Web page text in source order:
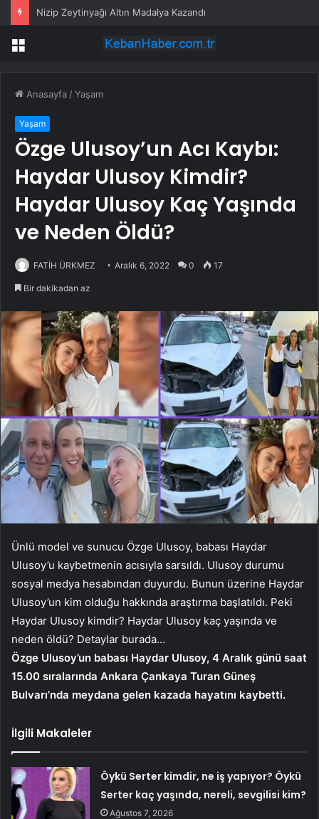
Nizip Zeytinyağı Altın Madalya Kazandı
Menü
Anasayfa /Yaşam
Yaşam
Özge Ulusoy’un Acı Kaybı:
Haydar Ulusoy Kimdir?
Haydar Ulusoy Kaç Yaşında
ve Neden Öldü?
FATİH ÜRKMEZ Aralık 6, 2022 0 17
Bir dakikadan az
Ünlü model ve sunucu Özge Ulusoy, babası Haydar
Ulusoy’u kaybetmenin acısıyla sarsıldı. Ulusoy durumu
sosyal medya hesabından duyurdu. Bunun üzerine Haydar
Ulusoy’un kim olduğu hakkında araştırma başlatıldı. Peki
Haydar Ulusoy kimdir? Haydar Ulusoy kaç yaşında ve
neden öldü? Detaylar burada…
Özge Ulusoy’un babası Haydar Ulusoy, 4 Aralık günü saat
15.00 sıralarında Ankara Çankaya Turan Güneş
Bulvarı’nda meydana gelen kazada hayatını kaybetti.
İlgili Makaleler
Öykü Serter kimdir, ne iş yapıyor? Öykü
Serter kaç yaşında, nereli, sevgilisi kim?
Ağustos 7, 2026